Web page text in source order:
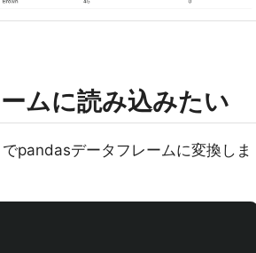
ムに読み込みたい
pandasデータフレームに変換しま